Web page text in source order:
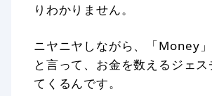
りわかりません。
ニヤニヤしながら、「Money
と言って、お金を数えるジェス
てくるんです。